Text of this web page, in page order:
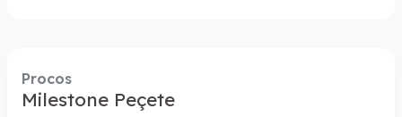
Procos
Milestone Peçete